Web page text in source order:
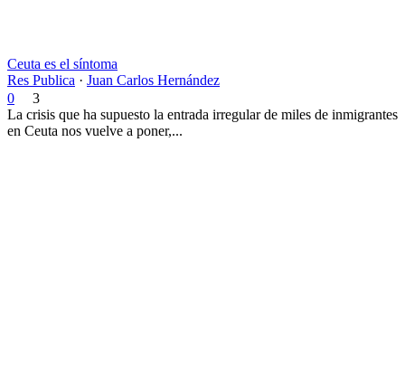
Ceuta es el síntoma
Res Publica · Juan Carlos Hernández
0
3
La crisis que ha supuesto la entrada irregular de miles de inmigrantes
en Ceuta nos vuelve a poner,...